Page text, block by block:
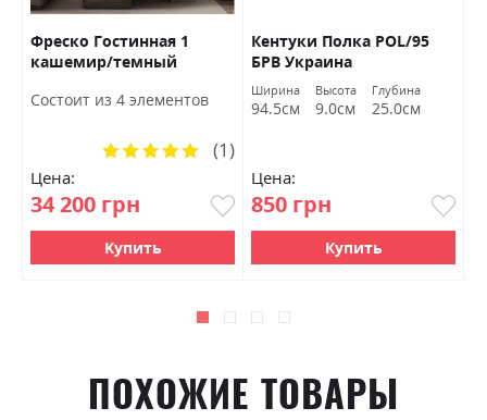
Фреско Гостинная 1
кашемир/темный
Состоит из 4 элементов
Цена:
34 200 грн
Рейтинг:
(1)
Купить
Кентуки Полка POL/95
БРВ Украина
Ширина
94.5см
Высота
9.0см
Глубина
25.0см
Цена:
850 грн
Купить
ПОХОЖИЕ ТОВАРЫ